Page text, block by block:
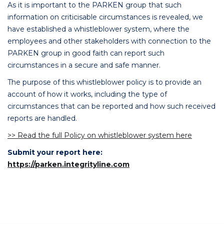
As it is important to the PARKEN group that such
information on criticisable circumstances is revealed, we
have established a whistleblower system, where the
employees and other stakeholders with connection to the
PARKEN group in good faith can report such
circumstances in a secure and safe manner.
The purpose of this whistleblower policy is to provide an
account of how it works, including the type of
circumstances that can be reported and how such received
reports are handled.
>> Read the full Policy on whistleblower system here
Submit your report here:
https://parken.integrityline.com